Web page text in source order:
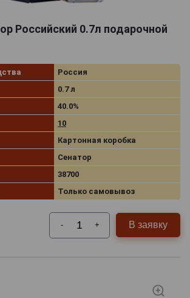
Российский 0.7л подарочной
Россия
0.7 л
40.0%
10
Картонная коробка
Сенатор
38700
Только самовывоз
- + В заявку